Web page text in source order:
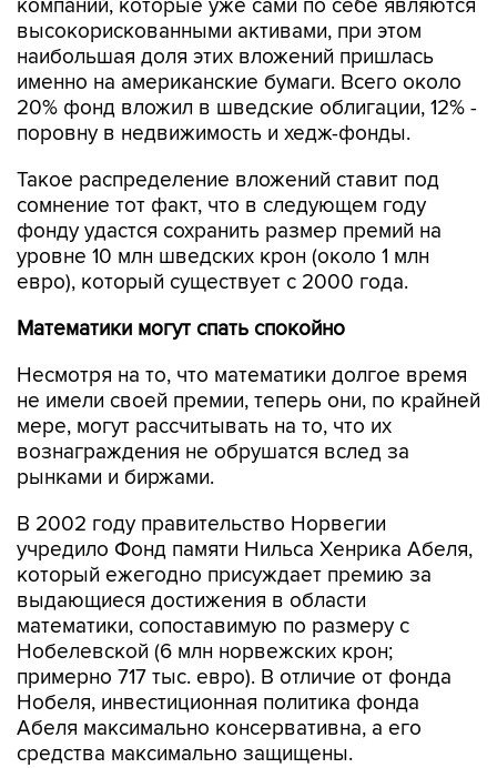
компаний, которые уже сами по себе являются
высокорискованными активами, при этом
наибольшая доля этих вложений пришлась
именно на американские бумаги. Всего около
20% фонд вложил в шведские облигации, 12% -
поровну в недвижимость и хедж-фонды.
Такое распределение вложений ставит под
сомнение тот факт, что в следующем году
фонду удастся сохранить размер премий на
уровне 10 млн шведских крон (около 1 млн
евро), который существует с 2000 года.
Математики могут спать спокойно
Несмотря на то, что математики долгое время
не имели своей премии, теперь они, по крайней
мере, могут рассчитывать на то, что их
вознаграждения не обрушатся вслед за
рынками и биржами.
В 2002 году правительство Норвегии
учредило Фонд памяти Нильса Хенрика Абеля,
который ежегодно присуждает премию за
выдающиеся достижения в области
математики, сопоставимую по размеру с
Нобелевской (6 млн норвежских крон;
примерно 717 тыс. евро). В отличие от фонда
Нобеля, инвестиционная политика фонда
Абеля максимально консервативна, а его
средства максимально защищены.